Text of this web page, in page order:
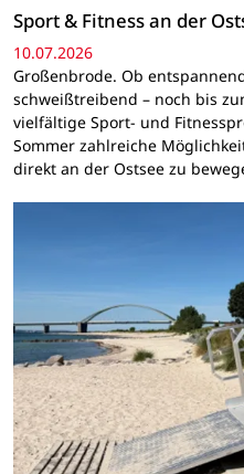
Sport & Fitness an der
10.07.2026
Großenbrode. Ob
schweißtreibend – noch bis
vielfältige Sport- und
Sommer zahlreiche
direkt an der Ostsee zu